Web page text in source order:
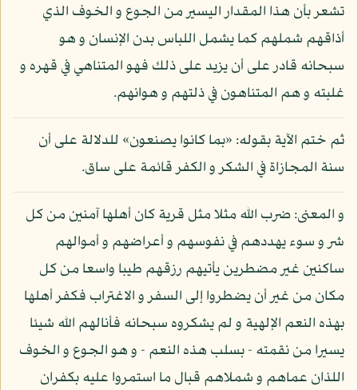
تشعر بأن هذا المقدار اليسير من الجوع و الخوف الذي
أذاقهم شملهم كما يشمل اللباس بدن الإنسان و هو
سبحانه قادر على أن يزيد على ذلك فهو المتناهي في قهره و
غلبته و هم المتناهون في ذلتهم و هوانهم.
ثم ختم الآية بقوله: «بما كانوا يصنعون» للدلالة على أن
سنة المجازاة في الشكر و الكفر قائمة على ساق.
و المعنى: ضرب الله مثلا مثل قرية كان أهلها آمنين من كل
شر و سوء يهددهم في نفوسهم و أعراضهم و أموالهم
ساكنين غير مضطرين يأتيهم رزقهم طيبا واسعا من كل
مكان من غير أن يضطروا إلى السفر و الاغتراب فكفر أهلها
بهذه النعم الإلهية و لم يشكروه سبحانه فأنالهم الله شيئا
يسيرا من نقمته - بسلب هذه النعم - و هو الجوع و الخوف
اللذان عماهم و شملاهم قبال ما استمروا عليه بكفران